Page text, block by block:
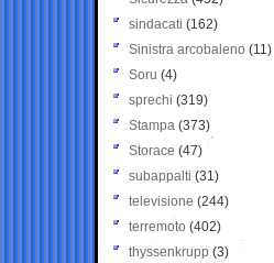
sindacati (162)
Sinistra arcobaleno (11)
Soru (4)
sprechi (319)
Stampa (373)
Storace (47)
subappalti (31)
televisione(244)
terremoto (402)
thyssenkrupp (3)